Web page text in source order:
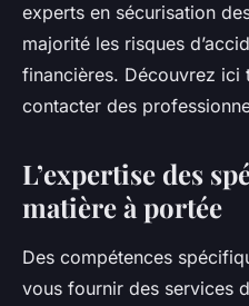
experts en sécurisation
majorité les risques
financières. Découvrez ici
contacter des
L’expertise des
matière à portée
Des compétences
vous fournir des services